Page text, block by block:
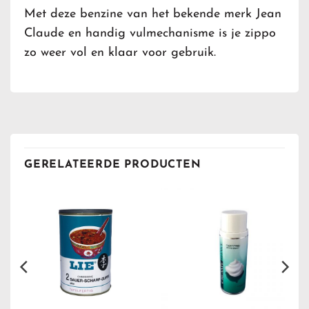
Met deze benzine van het bekende merk Jean
Claude en handig vulmechanisme is je zippo
zo weer vol en klaar voor gebruik.
GERELATEERDE PRODUCTEN